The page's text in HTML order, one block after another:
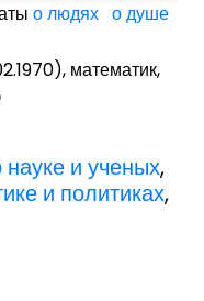
о людях о душе
математик,
науке и ученых,
и политиках,